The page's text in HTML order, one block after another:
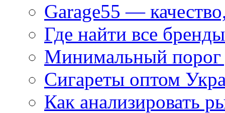
Garage55 —
Где найти все
Минимальный порог
Сигареты оптом
Как анализировать